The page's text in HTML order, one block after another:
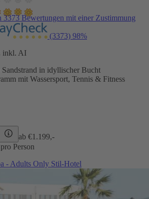
3373 Bewertungen mit einer Zustimmung
(3373) 98%
inkl. AI
in idyllischer Bucht
mit Wassersport, Tennis & Fitness
ab €1.199,-
Person
- Adults Only Stil-Hotel